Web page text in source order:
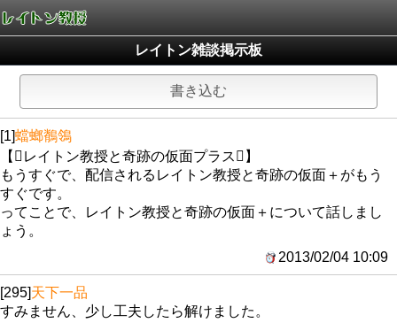
レイトン雑談掲示板
書き込む
[1]蟷螂鶺鴒
【レイトン教授と奇跡の仮面プラス】
もうすぐで、配信されるレイトン教授と奇跡の仮面＋がもう
すぐです。
ってことで、レイトン教授と奇跡の仮面＋について話しまし
ょう。
2013/02/04 10:09
[295]天下一品
すみません、少し工夫したら解けました。